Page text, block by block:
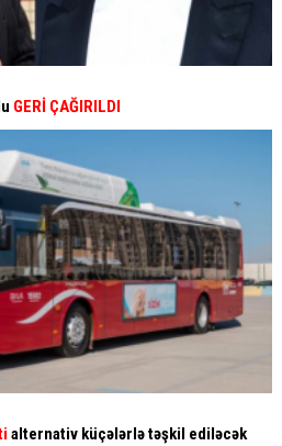
GERİ ÇAĞIRILDI
alternativ küçələrlə təşkil ediləcək